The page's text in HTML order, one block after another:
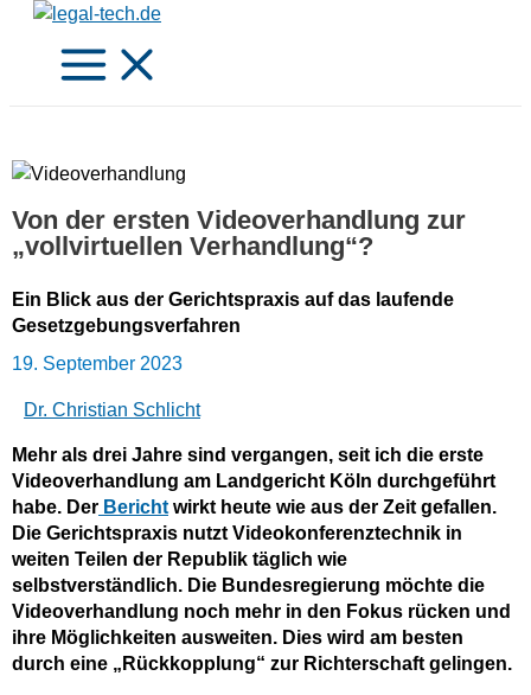
Zum
springen
Von der ersten Videoverhandlung zur
„vollvirtuellen Verhandlung“?
Ein Blick aus der Gerichtspraxis auf das laufende
Gesetzgebungsverfahren
19. September 2023
Dr. Christian Schlicht
Mehr als drei Jahre sind vergangen, seit ich die erste
Videoverhandlung am Landgericht Köln durchgeführt
habe. Der Bericht wirkt heute wie aus der Zeit gefallen.
Die Gerichtspraxis nutzt Videokonferenztechnik in
weiten Teilen der Republik täglich wie
selbstverständlich. Die Bundesregierung möchte die
Videoverhandlung noch mehr in den Fokus rücken und
ihre Möglichkeiten ausweiten. Dies wird am besten
durch eine „Rückkopplung“ zur Richterschaft gelingen.